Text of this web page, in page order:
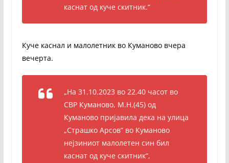
каснат од куче скитник.“
Куче каснал и малолетник во Куманово вчера
вечерта.
„На 31.10.2023 во 22.40 часот во
СВР Куманово, М.Н.(45) од
Куманово пријавила дека на улица
„Страшко Арсов“ во Куманово
нејзиниот малолетен син бил
каснат од куче скитник“,